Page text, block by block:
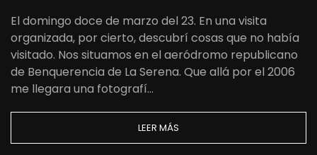
El domingo doce de marzo del 23. En una visita
organizada, por cierto, descubrí cosas que no había
visitado. Nos situamos en el aeródromo republicano
de Benquerencia de La Serena. Que allá por el 2006
me llegara una fotografí…
LEER MÁS